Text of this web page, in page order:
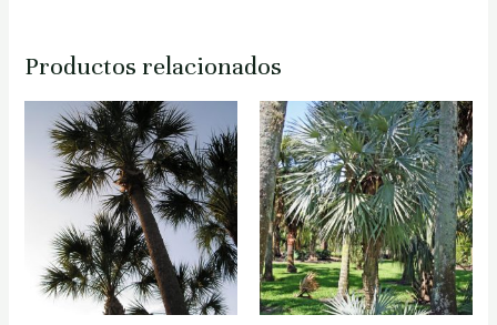
Productos relacionados